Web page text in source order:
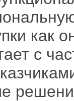
как
с